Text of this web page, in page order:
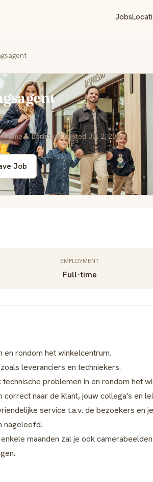
Jobs
time👤 Barista📅 Posted Jul 2, 2026
Job
EMPLOYMENT
Full-time
rondom het winkelcentrum.
leveranciers en techniekers.
problemen in en rondom het
correct naar de klant, jouw collega's en
service t.a.v. de bezoekers en
nageleefd.
maanden zal je ook